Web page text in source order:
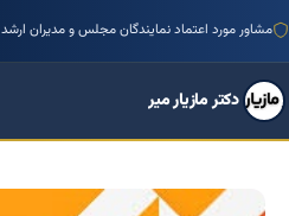
مشاور مورد اعتماد نمایندگان مجلس و مدیران ارشد
دکتر مازیار میر